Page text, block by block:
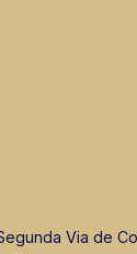
Via de